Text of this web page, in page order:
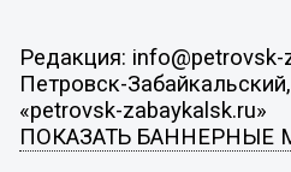
Редакция: info@petrovsk-
Петровск-
«petrovsk-zabaykalsk.ru»
ПОКАЗАТЬ БАННЕРНЫЕ